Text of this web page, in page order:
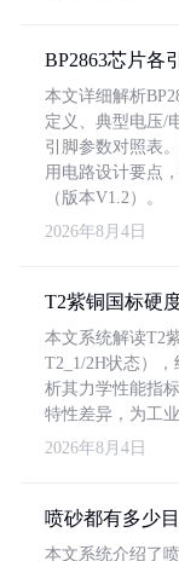
BP2863芯片各
本文详细解析
定义、典型电压/
引脚参数对照表
用电路设计要点
（版本V1.2）。
2026年8月4日
T2紫铜国标硬
本文系统解读T2
T2_1/2H状态）
析其力学性能指
特性差异，为工
2026年8月4日
喷砂都有多少目
本文系统介绍了